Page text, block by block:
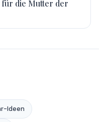
die Mutter der
Ideen